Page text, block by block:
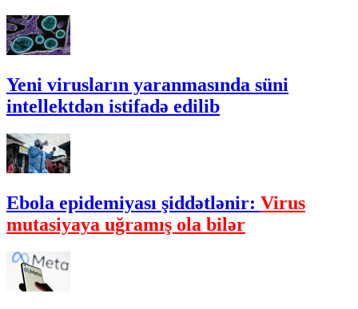
Yeni virusların yaranmasında süni
intellektdən istifadə edilib
Ebola epidemiyası şiddətlənir: Virus
mutasiyaya uğramış ola bilər